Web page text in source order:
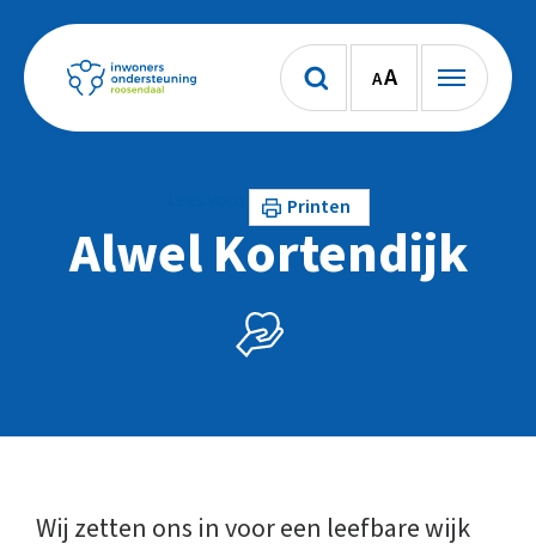
AA
Printen
Alwel Kortendijk
Wij zetten ons in voor een leefbare wijk